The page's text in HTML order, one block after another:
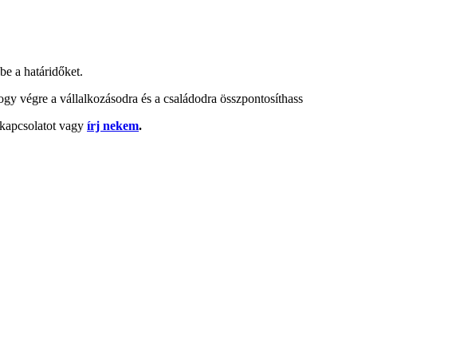
a határidőket.
végre a vállalkozásodra és a családodra összpontosíthass
vagy írj nekem.